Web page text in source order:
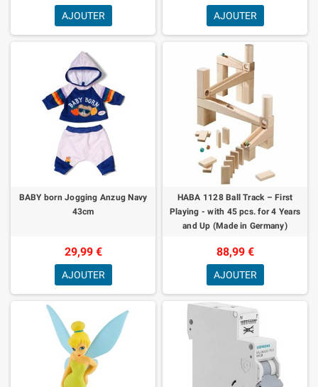
AJOUTER AJOUTER
BABY born Jogging Anzug Navy
43cm
29,99 €
AJOUTER
HABA 1128 Ball Track – First
Playing - with 45 pcs. for 4 Years
and Up (Made in Germany)
88,99 €
AJOUTER